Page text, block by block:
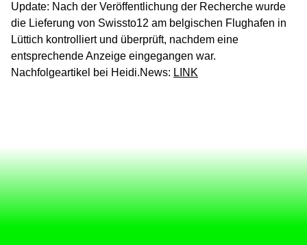
Update: Nach der Veröffentlichung der Recherche wurde
die Lieferung von Swissto12 am belgischen Flughafen in
Lüttich kontrolliert und überprüft, nachdem eine
entsprechende Anzeige eingegangen war.
Nachfolgeartikel bei Heidi.News: LINK